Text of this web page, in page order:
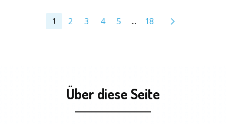
1 2 3 4 5 ... 18
Über diese Seite